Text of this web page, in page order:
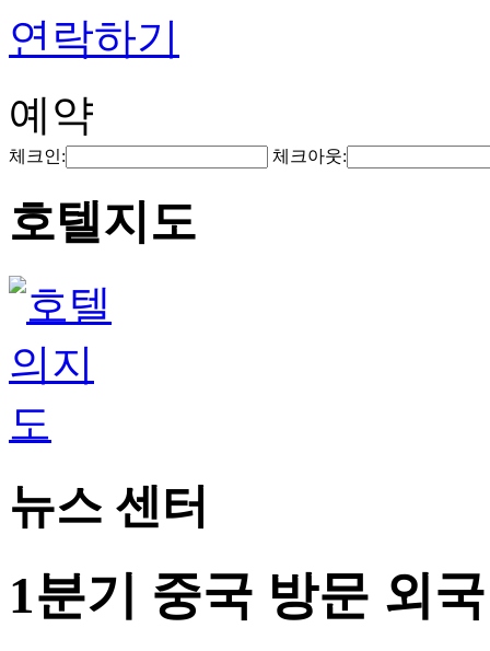
연락하기
예약
체크인: 체크아웃:
호텔지도
뉴스 센터
1분기 중국 방문 외